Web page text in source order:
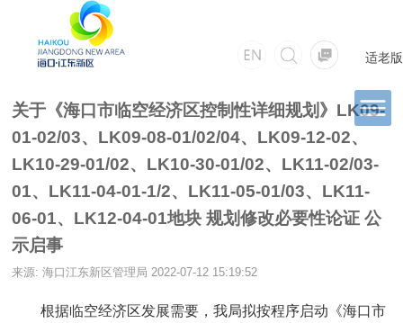
适老版
关于《海口市临空经济区控制性详细规划》LK09-
01-02/03、LK09-08-01/02/04、LK09-12-02、
LK10-29-01/02、LK10-30-01/02、LK11-02/03-
01、LK11-04-01-1/2、LK11-05-01/03、LK11-
06-01、LK12-04-01地块 规划修改必要性论证 公
示启事
来源: 海口江东新区管理局 2022-07-12 15:19:52
根据临空经济区发展需要，我局拟按程序启动《海口市